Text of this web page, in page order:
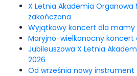
X Letnia Akademia Organowa
zakończona
Wyjątkowy koncert dla
Maryjno-wielkanocny koncert
Jubileuszowa X Letnia
2026
Od września nowy instrument